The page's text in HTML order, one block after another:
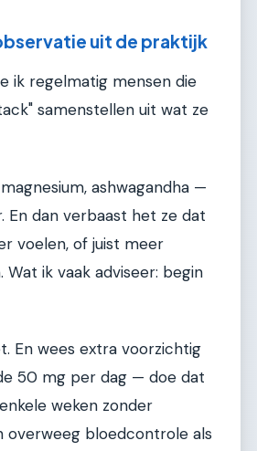
uit de praktijk
ik regelmatig mensen die
samenstellen uit wat ze
ashwagandha —
En dan verbaast het ze dat
voelen, of juist meer
Wat ik vaak adviseer: begin
En wees extra voorzichtig
50 mg per dag — doe dat
weken zonder
overweeg bloedcontrole als